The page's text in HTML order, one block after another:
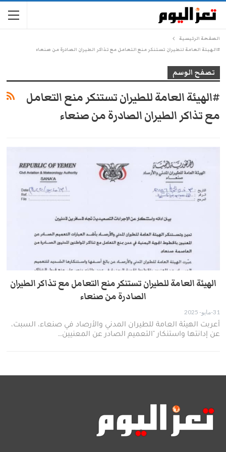
الصفحة الرئيسية
#الهيئة العامة للطيران تستنكر منع التعامل مع تذاكر الطيران الصادرة من صنعاء
تصفح الوسم
#الهيئة العامة للطيران تستنكر منع التعامل
مع تذاكر الطيران الصادرة من صنعاء
الهيئة العامة للطيران تستنكر منع التعامل مع تذاكر الطيران
الصادرة من صنعاء
31-مايو- 2025
أعربت الهيئة العامة للطيران المدني والأرصاد في صنعاء، السبت،
عن إدانتها واستنكار "التعميم الصادر عن المعنيين…